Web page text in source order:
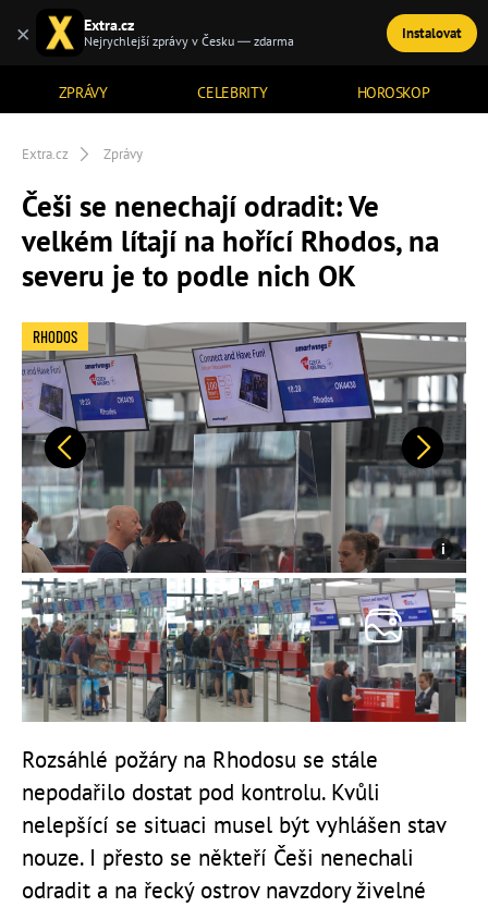
ZPRÁVY CELEBRITY HOROSKOP
TÉMATA
Extra.cz Zprávy
Češi se nenechají odradit: Ve
velkém lítají na hořící Rhodos, na
severu je to podle nich OK
Předchozí Další
RHODOS
Rozsáhlé požáry na Rhodosu se stále
nepodařilo dostat pod kontrolu. Kvůli
nelepšící se situaci musel být vyhlášen stav
nouze. I přesto se někteří Češi nenechali
odradit a na řecký ostrov navzdory živelné
× Extra.cz
Nejrychlejší zprávy v Česku — zdarma Instalovat